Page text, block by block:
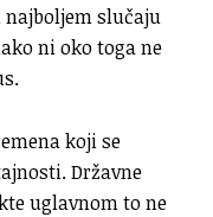
najboljem slučaju
ni oko toga ne
koji se
Državne
uglavnom to ne